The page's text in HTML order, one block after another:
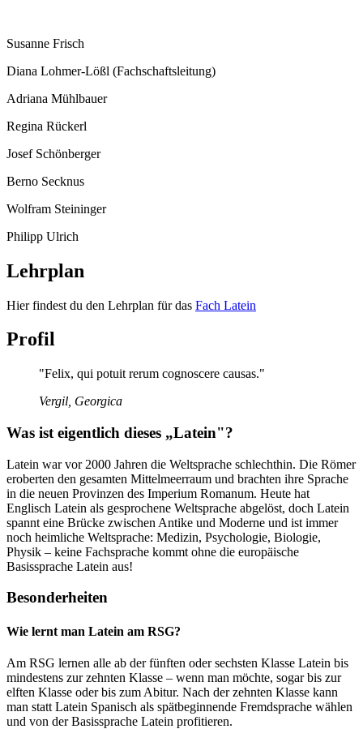
Susanne Frisch
Diana Lohmer-Lößl (Fachschaftsleitung)
Adriana Mühlbauer
Regina Rückerl
Josef Schönberger
Berno Secknus
Wolfram Steininger
Philipp Ulrich
Lehrplan
Hier findest du den Lehrplan für das Fach Latein
Profil
"Felix, qui potuit rerum cognoscere causas."
Vergil, Georgica
Was ist eigentlich dieses „Latein"?
Latein war vor 2000 Jahren die Weltsprache schlechthin. Die Römer
eroberten den gesamten Mittelmeerraum und brachten ihre Sprache
in die neuen Provinzen des Imperium Romanum. Heute hat
Englisch Latein als gesprochene Weltsprache abgelöst, doch Latein
spannt eine Brücke zwischen Antike und Moderne und ist immer
noch heimliche Weltsprache: Medizin, Psychologie, Biologie,
Physik – keine Fachsprache kommt ohne die europäische
Basissprache Latein aus!
Besonderheiten
Wie lernt man Latein am RSG?
Am RSG lernen alle ab der fünften oder sechsten Klasse Latein bis
mindestens zur zehnten Klasse – wenn man möchte, sogar bis zur
elften Klasse oder bis zum Abitur. Nach der zehnten Klasse kann
man statt Latein Spanisch als spätbeginnende Fremdsprache wählen
und von der Basissprache Latein profitieren.